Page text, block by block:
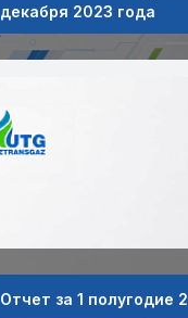
декабря 2023 года
Отчет за 1 полугодие